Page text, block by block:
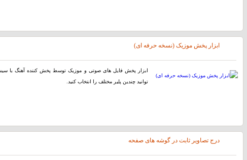
ابزار پخش موزیک (نسخه حرفه ای)
توانید چندین پلیر مختلف را انتخاب کنید.
درج تصاویر ثابت در گوشه های صفحه